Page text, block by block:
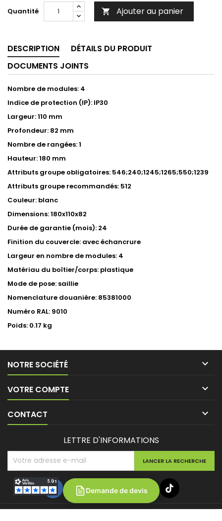
Quantité  Ajouter au panier
DESCRIPTION
DÉTAILS DU PRODUIT
DOCUMENTS JOINTS
Nombre de modules: 4
Indice de protection (IP): IP30
Largeur: 110 mm
Profondeur: 82 mm
Nombre de rangées: 1
Hauteur: 180 mm
Attributs groupe obligatoires: 546;240;1245;1265;550;1239
Attributs groupe recommandés: 512
Couleur: blanc
Dimensions: 180x110x82
Durée de garantie (mois): 24
Finition du couvercle: avec échancrure
Largeur en nombre de modules: 4
Matériau du boîtier/corps: plastique
Mode de pose: saillie
Nomenclature douanière: 85381000
Numéro RAL: 9010
Poids: 0.17 kg
NOTRE SOCIÉTÉ 
VOTRE COMPTE 
CONTACT 
LETTRE D'INFORMATIONS
Demande de devis